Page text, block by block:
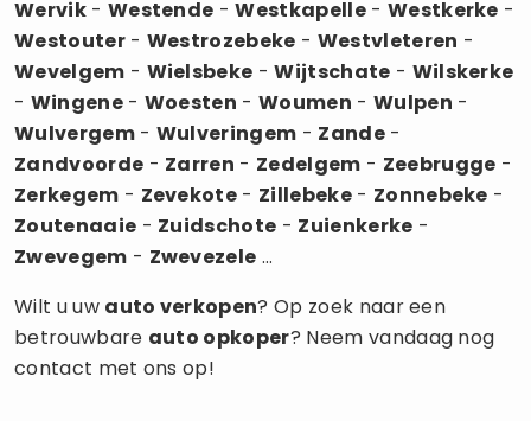
Wervik- Westende -Westkapelle- Westkerke -
Westouter- Westrozebeke - Westvleteren -
Wevelgem - Wielsbeke -Wijtschate - Wilskerke
- Wingene- Woesten -Woumen - Wulpen -
Wulvergem- Wulveringem - Zande-
Zandvoorde - Zarren - Zedelgem - Zeebrugge -
Zerkegem - Zevekote - Zillebeke- Zonnebeke -
Zoutenaaie - Zuidschote - Zuienkerke -
Zwevegem - Zwevezele ...
Wilt u uw auto verkopen? Op zoek naar een
betrouwbare auto opkoper? Neem vandaag nog
contact met ons op!